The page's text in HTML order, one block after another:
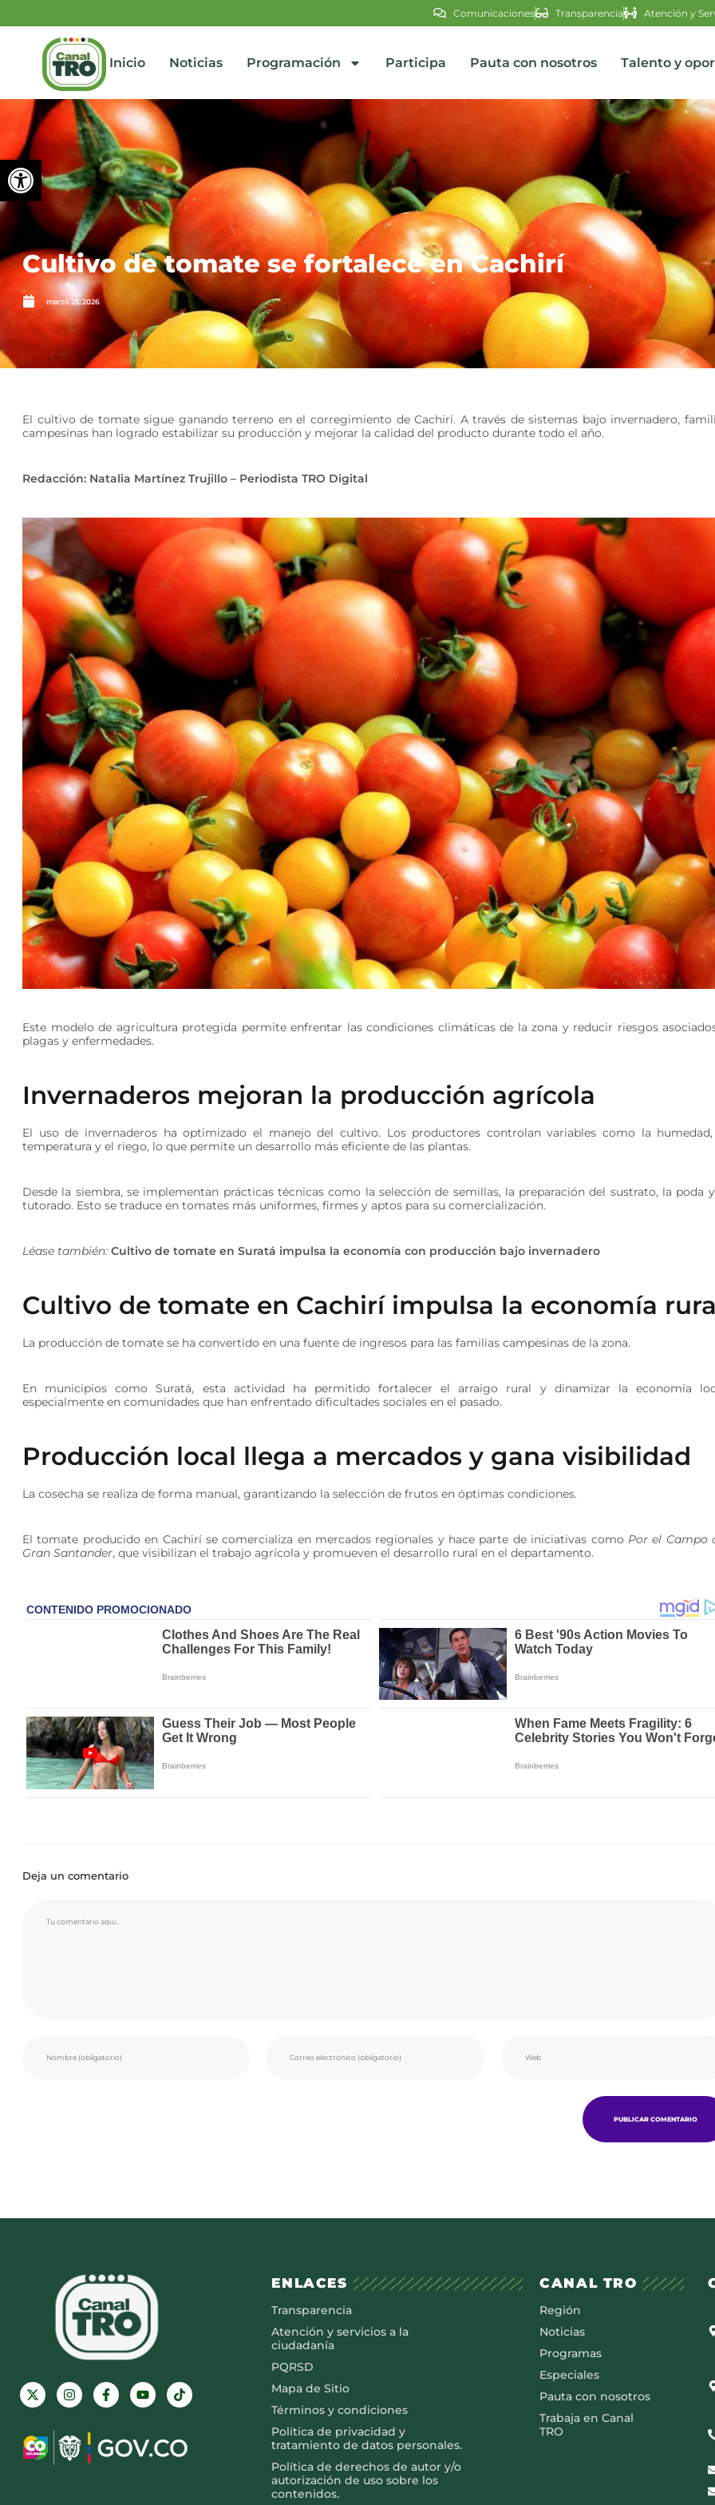
Abrir barra de herramientas
Comunicaciones Transparencia Atención y
Inicio Noticias Programación Participa Pauta con nosotros Talento y
Cultivo de tomate se fortalece en Cachirí
marzo 25, 2026
El cultivo de tomate sigue ganando terreno en el corregimiento de Cachirí. A través de sistemas bajo invernadero,
campesinas han logrado estabilizar su producción y mejorar la calidad del producto durante todo el año.
Redacción: Natalia Martínez Trujillo – Periodista TRO Digital
Este modelo de agricultura protegida permite enfrentar las condiciones climáticas de la zona y reducir riesgos
plagas y enfermedades.
Invernaderos mejoran la producción agrícola
El uso de invernaderos ha optimizado el manejo del cultivo. Los productores controlan variables como la
temperatura y el riego, lo que permite un desarrollo más eficiente de las plantas.
Desde la siembra, se implementan prácticas técnicas como la selección de semillas, la preparación del sustrato, la poda
tutorado. Esto se traduce en tomates más uniformes, firmes y aptos para su comercialización.
Léase también:Cultivo de tomate en Suratá impulsa la economía con producción bajo invernadero
Cultivo de tomate en Cachirí impulsa la economía
La producción de tomate se ha convertido en una fuente de ingresos para las familias campesinas de la zona.
En municipios como Suratá, esta actividad ha permitido fortalecer el arraigo rural y dinamizar la economía
especialmente en comunidades que han enfrentado dificultades sociales en el pasado.
Producción local llega a mercados y gana visibilidad
La cosecha se realiza de forma manual, garantizando la selección de frutos en óptimas condiciones.
El tomate producido en Cachirí se comercializa en mercados regionales y hace parte de iniciativas como Por el Campo
Gran Santander, que visibilizan el trabajo agrícola y promueven el desarrollo rural en el departamento.
Deja un comentario
ENLACES
Transparencia
Atención y servicios a la
ciudadanía
PQRSD
Mapa de Sitio
Términos y condiciones
Política de privacidad y
tratamiento de datos personales.
Política de derechos de autor y/o
autorización de uso sobre los
contenidos.
CANAL TRO
Región
Noticias
Programas
Especiales
Pauta con nosotros
Trabaja en Canal
TRO